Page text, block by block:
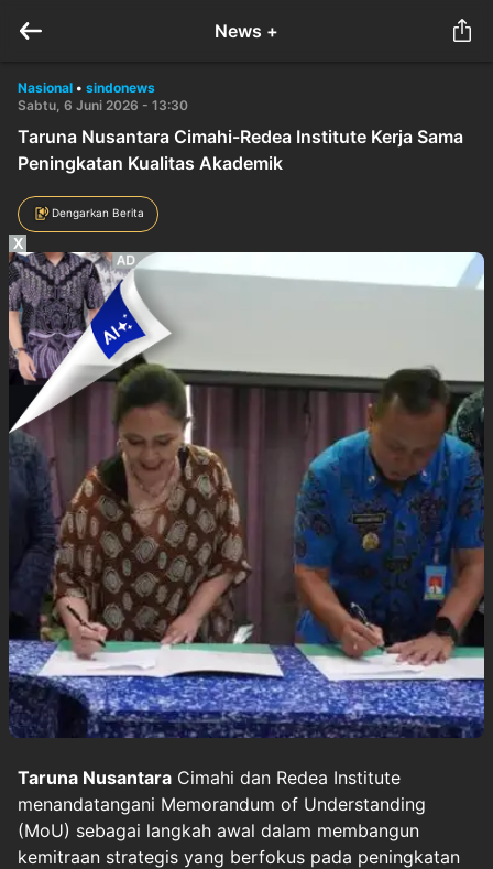
News +
Nasional • sindonews
Sabtu, 6 Juni 2026 - 13:30
Taruna Nusantara Cimahi-Redea Institute Kerja Sama
Peningkatan Kualitas Akademik
Dengarkan Berita
Taruna Nusantara Cimahi dan Redea Institute
menandatangani Memorandum of Understanding
(MoU) sebagai langkah awal dalam membangun
kemitraan strategis yang berfokus pada peningkatan
X